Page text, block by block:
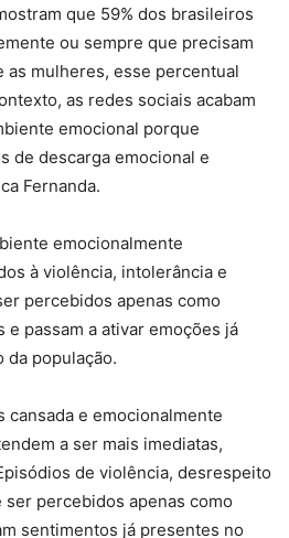
que 59% dos brasileiros
ou sempre que precisam
as mulheres, esse percentual
as redes sociais acabam
emocional porque
de descarga emocional e
Fernanda.
emocionalmente
à violência, intolerância e
percebidos apenas como
passam a ativar emoções já
da população.
cansada e emocionalmente
a ser mais imediatas,
de violência, desrespeito
percebidos apenas como
sentimentos já presentes no